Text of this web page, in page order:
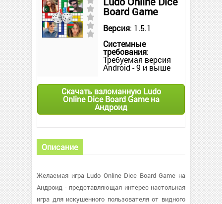
Board Game
Версия: 1.5.1
Системные
требования:
Требуемая версия
Android - 9 и выше
Скачать взломанную Ludo
Online Dice Board Game на
Андроид
Описание
Желаемая игра Ludo Online Dice Board Game на
Андроид - представляющая интерес настольная
игра для искушенного пользователя от видного